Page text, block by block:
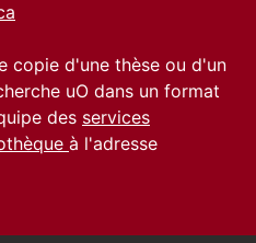
copie d'une thèse ou d'un
uO dans un format
des services
à l'adresse